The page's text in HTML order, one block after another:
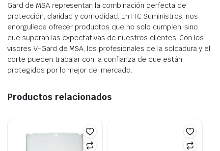
Gard de MSA representan la combinación perfecta de
protección, claridad y comodidad. En FIC Suministros, nos
enorgullece ofrecer productos que no solo cumplen, sino
que superan las expectativas de nuestros clientes. Con los
visores V-Gard de MSA, los profesionales de la soldadura y el
corte pueden trabajar con la confianza de que están
protegidos por lo mejor del mercado.
Productos relacionados